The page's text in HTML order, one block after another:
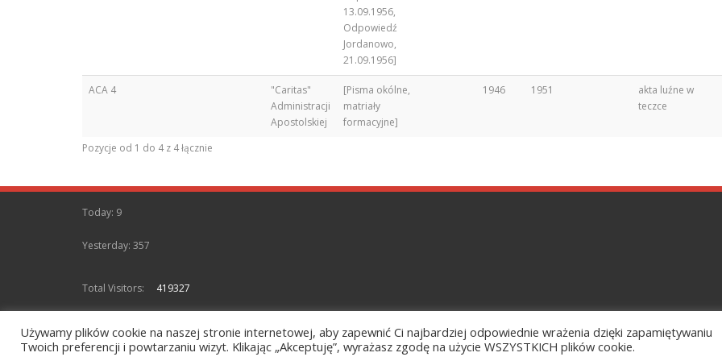
13.09.1956,
Odpowiedź
Jordanowo,
21.09.1956]
ACA 4
"Caritas"
Administracji
Apostolskiej
[Pisma okólne,
matriały
formacyjne]
1946 1951
akta luźne w
teczce
Pozycje od 1 do 4 z 4 łącznie
Today: 9
Yesterday: 357
Total Visitors: 419327
Archiwum Diecezji Zielonogórsko-Gorzowskiej. © 2021. Wszelkie prawa zastrzeżone. Publikacje O Archiwum
Używamy plików cookie na naszej stronie internetowej, aby zapewnić Ci najbardziej odpowiednie wrażenia dzięki zapamiętywaniu
Twoich preferencji i powtarzaniu wizyt. Klikając „Akceptuję”, wyrażasz zgodę na użycie WSZYSTKICH plików cookie.